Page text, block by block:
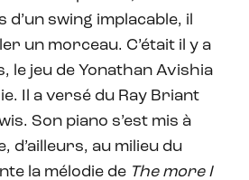
swing implacable, il
un morceau. C’était il y a
le jeu de Yonathan Avishia
Il a versé du Ray Briant
Son piano s’est mis à
d’ailleurs, au milieu du
la mélodie de The more I